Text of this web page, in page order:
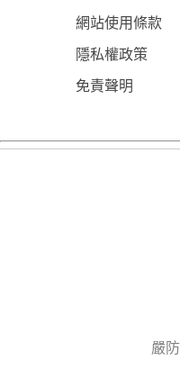
網站使用條款
隱私權政策
免責聲明
嚴